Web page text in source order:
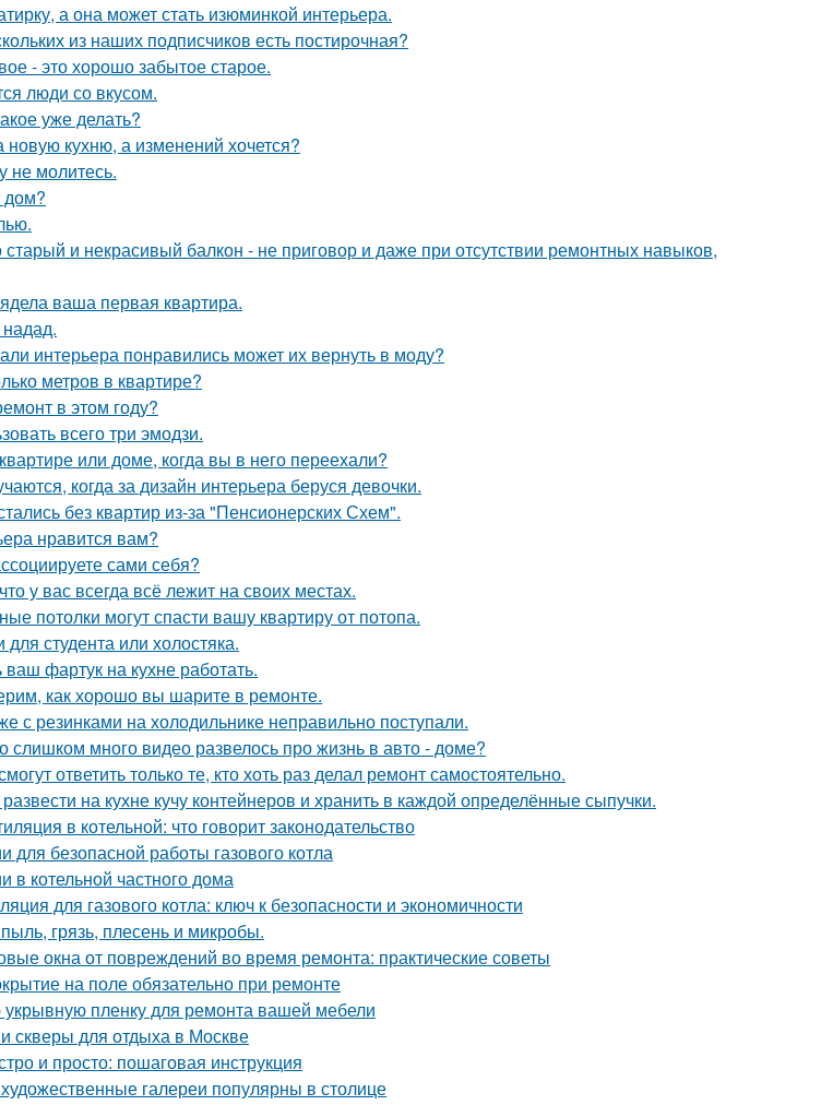
а она может стать изюминкой интерьера.
из наших подписчиков есть постирочная?
- это хорошо забытое старое.
люди со вкусом.
уже делать?
новую кухню, а изменений хочется?
не молитесь.
дом?
и некрасивый балкон - не приговор и даже при отсутствии ремонтных навыков,
ваша первая квартира.
интерьера понравились может их вернуть в моду?
метров в квартире?
в этом году?
всего три эмодзи.
или доме, когда вы в него переехали?
когда за дизайн интерьера беруся девочки.
без квартир из-за "Пенсионерских Схем".
нравится вам?
сами себя?
у вас всегда всё лежит на своих местах.
потолки могут спасти вашу квартиру от потопа.
студента или холостяка.
фартук на кухне работать.
как хорошо вы шарите в ремонте.
с резинками на холодильнике неправильно поступали.
слишком много видео развелось про жизнь в авто - доме?
ответить только те, кто хоть раз делал ремонт самостоятельно.
на кухне кучу контейнеров и хранить в каждой определённые сыпучки.
в котельной: что говорит законодательство
для безопасной работы газового котла
в котельной частного дома
для газового котла: ключ к безопасности и экономичности
грязь, плесень и микробы.
окна от повреждений во время ремонта: практические советы
на поле обязательно при ремонте
пленку для ремонта вашей мебели
скверы для отдыха в Москве
и просто: пошаговая инструкция
галереи популярны в столице